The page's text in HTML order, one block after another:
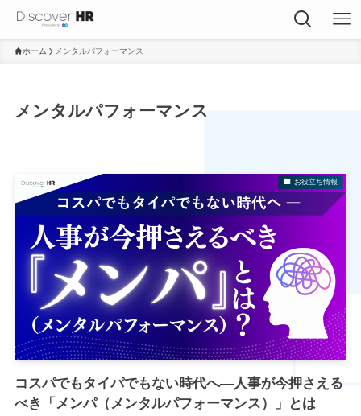
ホーム メンタルパフォーマンス
メンタルパフォーマンス
お役立ち情報
コスパでもタイパでもない時代へ—人事が今押さえる
べき「メンパ（メンタルパフォーマンス）」とは